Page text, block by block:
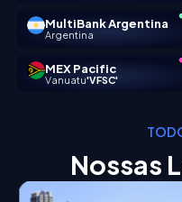
MultiBank Argentina
Argentina
MEX Pacific
Vanuatu'VFSC'
Nossas